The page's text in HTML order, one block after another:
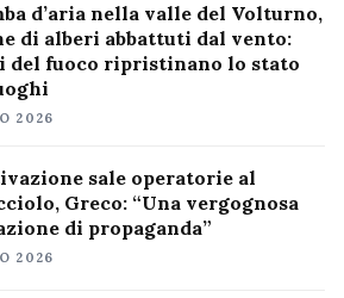
d’aria nella valle del Volturno,
di alberi abbattuti dal vento:
del fuoco ripristinano lo stato
2026
sale operatorie al
Greco: “Una vergognosa
di propaganda”
2026